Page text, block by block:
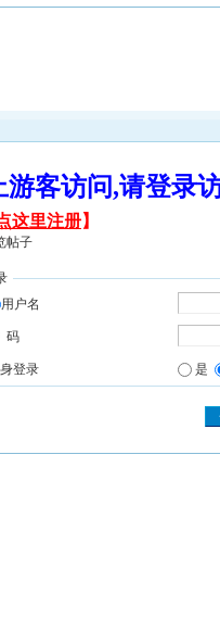
游客访问,请登
这里注册】
帖子
用户名
码
登录 是